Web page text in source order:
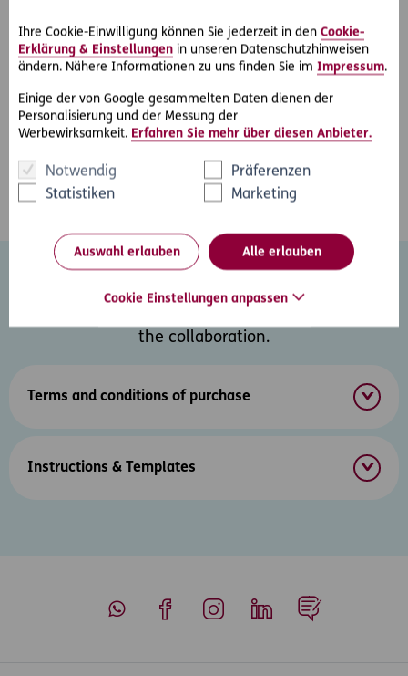
Ihre Cookie-Einwilligung können Sie jederzeit in den Cookie-
Erklärung & Einstellungen in unseren Datenschutzhinweisen
ändern. Nähere Informationen zu uns finden Sie im Impressum.
Einige der von Google gesammelten Daten dienen der
Personalisierung und der Messung der
Werbewirksamkeit. Erfahren Sie mehr über diesen Anbieter.
Notwendig
Präferenzen
Statistiken
Marketing
Auswahl erlauben Alle erlauben
Cookie Einstellungen anpassen
You can find all the necessary documents for
the cooperation with ERGO in thedownloads.
coupa@ergo-
versicherung.at
the collaboration.
Terms and conditions of purchase
Instructions & Templates